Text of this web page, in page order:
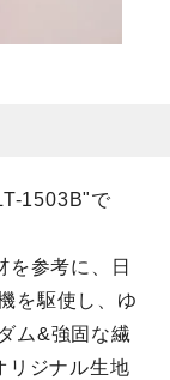
1503B"で
参考に、日
を駆使し、ゆ
ム&強固な繊
リジナル生地